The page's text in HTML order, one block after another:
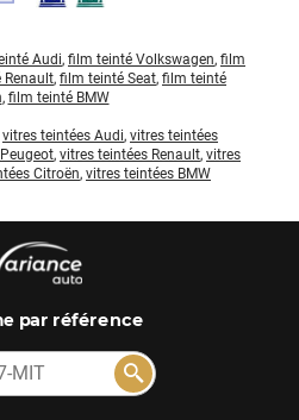
Audi, film teinté Volkswagen, film
, film teinté Seat, film teinté
, film teinté BMW
vitres teintées Audi, vitres teintées
, vitres teintées Renault, vitres
Citroën, vitres teintées BMW
par référence